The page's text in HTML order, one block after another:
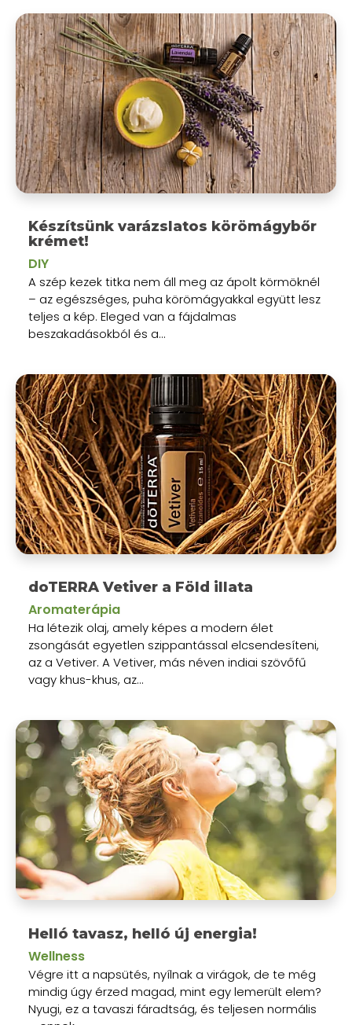
Készítsünk varázslatos körömágybőr
krémet!
DIY
A szép kezek titka nem áll meg az ápolt körmöknél
– az egészséges, puha körömágyakkal együtt lesz
teljes a kép. Eleged van a fájdalmas
beszakadásokból és a...
doTERRA Vetiver a Föld illata
Aromaterápia
Ha létezik olaj, amely képes a modern élet
zsongását egyetlen szippantással elcsendesíteni,
az a Vetiver. A Vetiver, más néven indiai szövőfű
vagy khus-khus, az...
Helló tavasz, helló új energia!
Wellness
Végre itt a napsütés, nyílnak a virágok, de te még
mindig úgy érzed magad, mint egy lemerült elem?
Nyugi, ez a tavaszi fáradtság, és teljesen normális